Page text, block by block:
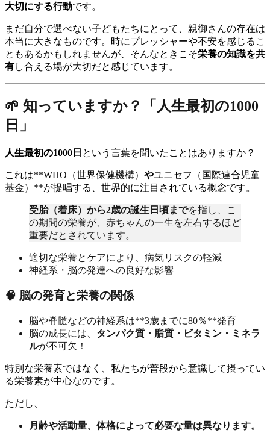
大切にする行動です。
まだ自分で選べない子どもたちにとって、親御さんの存在は
本当に大きなものです。時にプレッシャーや不安を感じるこ
ともあるかもしれませんが、そんなときこそ栄養の知識を共
有し合える場が大切だと感じています。
🌱 知っていますか？「人生最初の1000
日」
人生最初の1000日 という言葉を聞いたことはありますか？
これは**WHO（世界保健機構） やユニセフ（国際連合児童
基金）**が提唱する、世界的に注目されている概念です。
受胎（着床）から2歳の誕生日頃までを指し、こ
の期間の栄養が、赤ちゃんの一生を左右するほど
重要だとされています。
適切な栄養とケアにより、病気リスクの軽減
神経系・脳の発達への良好な影響
🧠 脳の発育と栄養の関係
脳や脊髄などの神経系は**3歳までに80％**発育
脳の成長には、 タンパク質・脂質・ビタミン・ミネラ
ルが不可欠！
特別な栄養素ではなく、私たちが普段から意識して摂ってい
る栄養素が中心なのです。
ただし、
月齢や活動量、体格によって必要な量は異なります。